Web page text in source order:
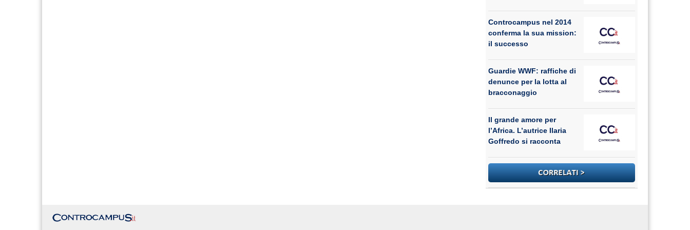
Controcampus nel 2014
conferma la sua mission:
il successo
Guardie WWF: raffiche di
denunce per la lotta al
bracconaggio
Il grande amore per
l’Africa. L’autrice Ilaria
Goffredo si racconta